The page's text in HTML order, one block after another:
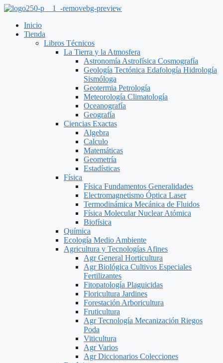
Saltar
contenido
Inicio
Tienda
Libros Técnicos
La Tierra y la Atmosfera
Astronomía Astrofísica Cosmografía
Geología Tectónica Edafología Hidrología
Sismóloga
Geotermia Petrología
Meteorología Climatología
Oceanografía
Geografía
Ciencias Exactas
Algebra
Calculo
Matemáticas
Geometría
Estadísticas
Física
Física Fundamentos Generalidades
Electromagnetismo Óptica Laser
Termodinámica Mecánica de Fluidos
Física Molecular Nuclear Atómica
Biofísica
Química
Ecología Medio Ambiente
Agricultura y Tecnologías Afines
Agr General Horticultura
Agr Biológica Cultivos Especiales
Fertilizantes
Fitopatología Plaguicidas
Floricultura Jardines
Forestación Arboricultura
Fruticultura
Agr Tecnología Mecanización Riegos
Poda
Viticultura
Agr Varios
Agr Diccionarios Colecciones